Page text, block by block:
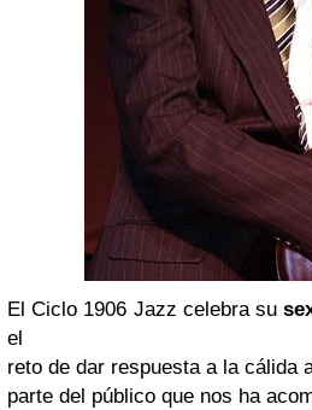
El Ciclo 1906 Jazz celebra su
el
reto de dar respuesta a la cálida
parte del público que nos ha